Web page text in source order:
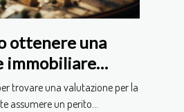
ottenere una
immobiliare
trovare una valutazione per la
assumere un perito...